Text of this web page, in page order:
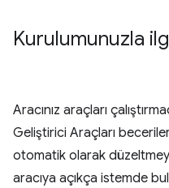
Kurulumunuzla
Aracınız araçları
Geliştirici Araçları
otomatik olarak
aracıya açıkça istemde